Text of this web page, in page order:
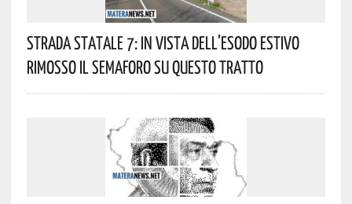
Strada Statale 7: In Vista Dell’esodo Estivo
Rimosso Il Semaforo Su Questo Tratto